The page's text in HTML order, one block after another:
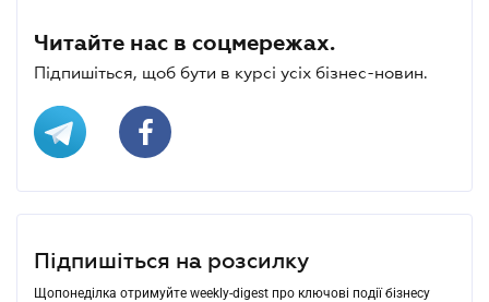
Читайте нас в соцмережах.
Підпишіться, щоб бути в курсі усіх бізнес-новин.
Підпишіться на розсилку
Щопонеділка отримуйте weekly-digest про ключові події бізнесу